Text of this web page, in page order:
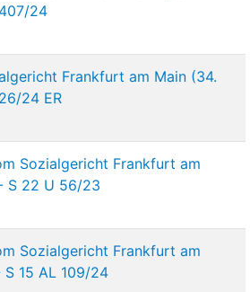
24
Frankfurt am Main (34.
24 ER
Sozialgericht Frankfurt am
S 22 U 56/23
Sozialgericht Frankfurt am
S 15 AL 109/24